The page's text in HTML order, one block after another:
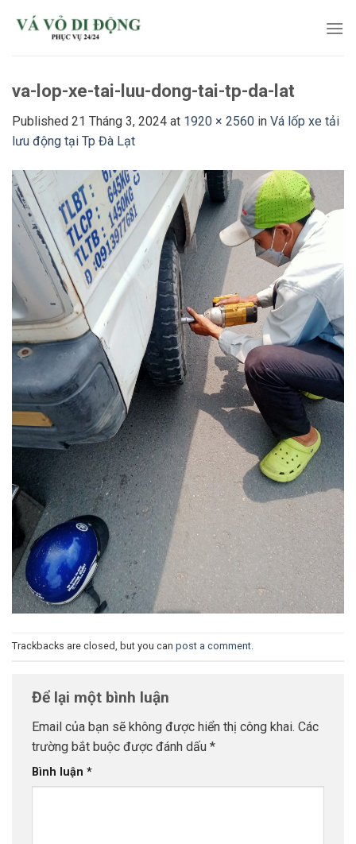
va-lop-xe-tai-luu-dong-tai-tp-da-lat
Published 21 Tháng 3, 2024 at 1920 × 2560 in Vá lốp xe tải
lưu động tại Tp Đà Lạt
Trackbacks are closed, but you can post a comment
Để lại một bình luận
Email của bạn sẽ không được hiển thị công khai. Các
trường bắt buộc được đánh dấu *
Bình luận *